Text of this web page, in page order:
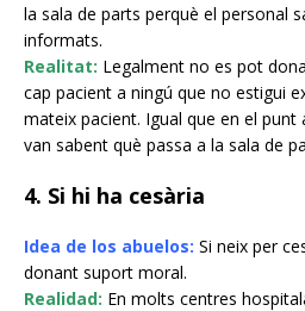
la sala de parts perquè el personal
informats.
Realitat: Legalment no es pot
cap pacient a ningú que no estigui
mateix pacient. Igual que en el
van sabent què passa a la sala de
4. Si hi ha cesària
Idea de los abuelos: Si neix per
donant suport moral.
Realidad: En molts centres